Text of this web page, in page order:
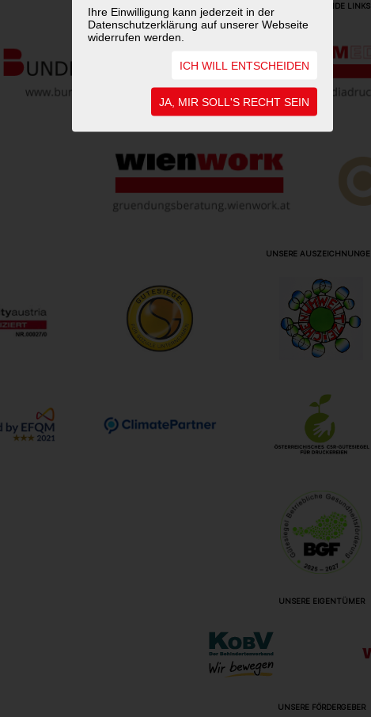
Ihre Einwilligung kann jederzeit in der
Datenschutzerklärung auf unserer Webseite
widerrufen werden.
ICH WILL ENTSCHEIDEN
JA, MIR SOLL'S RECHT SEIN
WEITERFÜHRENDE LINKS
UNSERE
UNSERE EIGENTÜMER
UNSERE FÖRDERGEBER